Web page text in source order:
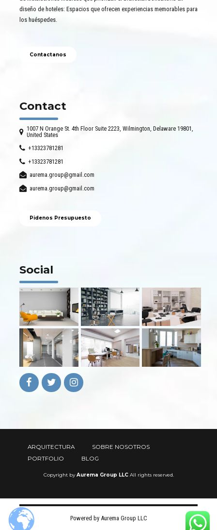
diseño de hoteles: Espacios que ofrecen experiencias memorables para
los huéspedes.
Contactanos
Contact
1007 N Orange St. 4th Floor Suite 2223, Wilmington, Delaware 19801,
United States
+13323781281
+13323781281
aurema.group@gmail.com
aurema.group@gmail.com
Pidenos Presupuesto
Social
ARQUITECTURA
SOBRE NOSOTROS
PORTFOLIO
BLOG
Copyright byAurema Group LLCAll rights reserved.
Powered by Aurema Group LLC